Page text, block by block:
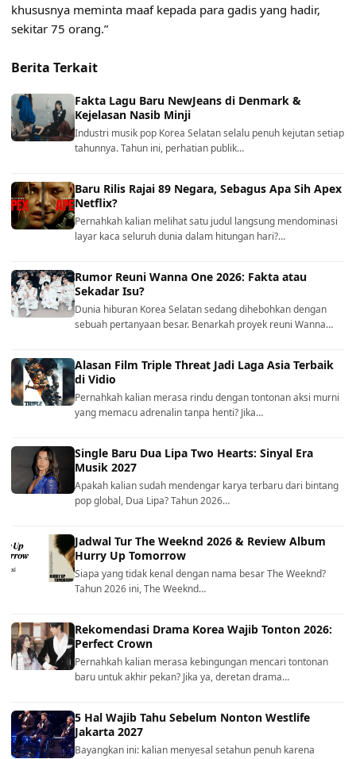
khususnya meminta maaf kepada para gadis yang hadir,
sekitar 75 orang.”
Berita Terkait
Fakta Lagu Baru NewJeans di Denmark &
Kejelasan Nasib Minji
Industri musik pop Korea Selatan selalu penuh kejutan setiap
tahunnya. Tahun ini, perhatian publik…
Baru Rilis Rajai 89 Negara, Sebagus Apa Sih Apex
Netflix?
Pernahkah kalian melihat satu judul langsung mendominasi
layar kaca seluruh dunia dalam hitungan hari?…
Rumor Reuni Wanna One 2026: Fakta atau
Sekadar Isu?
Dunia hiburan Korea Selatan sedang dihebohkan dengan
sebuah pertanyaan besar. Benarkah proyek reuni Wanna…
Alasan Film Triple Threat Jadi Laga Asia Terbaik
di Vidio
Pernahkah kalian merasa rindu dengan tontonan aksi murni
yang memacu adrenalin tanpa henti? Jika…
Single Baru Dua Lipa Two Hearts: Sinyal Era
Musik 2027
Apakah kalian sudah mendengar karya terbaru dari bintang
pop global, Dua Lipa? Tahun 2026…
Jadwal Tur The Weeknd 2026 & Review Album
Hurry Up Tomorrow
Siapa yang tidak kenal dengan nama besar The Weeknd?
Tahun 2026 ini, The Weeknd…
Rekomendasi Drama Korea Wajib Tonton 2026:
Perfect Crown
Pernahkah kalian merasa kebingungan mencari tontonan
baru untuk akhir pekan? Jika ya, deretan drama…
5 Hal Wajib Tahu Sebelum Nonton Westlife
Jakarta 2027
Bayangkan ini: kalian menyesal setahun penuh karena